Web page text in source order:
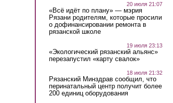
20 июля 21:07
«Всё идёт по плану» — мэрия
Рязани родителям, которые просили
о дофинансировании ремонта в
рязанской школе
19 июля 23:13
«Экологический рязанский альянс»
перезапустил «карту свалок»
18 июля 21:32
Рязанский Минздрав сообщил, что
перинатальный центр получит более
200 единиц оборудования